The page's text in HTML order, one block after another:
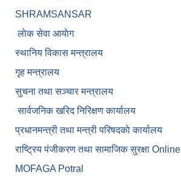
SHRAMSANSAR
लाेक सेवा आयाेग
स्थानिय विकास मन्त्रालय
गृह मन्त्रालय
सुचना तथा सञ्चार मन्त्रालय
सार्वजनिक खरिद निरिक्षण कार्यालय
प्रधानमन्त्री तथा मन्त्री परिषदकाे कार्यालय
राष्ट्रिय पंजीकरण तथा सामाजिक सुरक्षा Online
MOFAGA Potral